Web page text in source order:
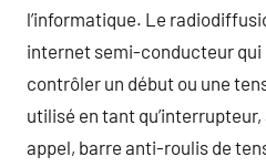
l’informatique. Le
internet semi-conducteur qui
contrôler un début ou une
utilisé en tant
appel, barre anti-roulis de